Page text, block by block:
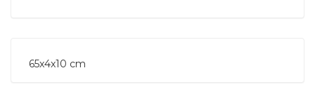
65x4x10 cm